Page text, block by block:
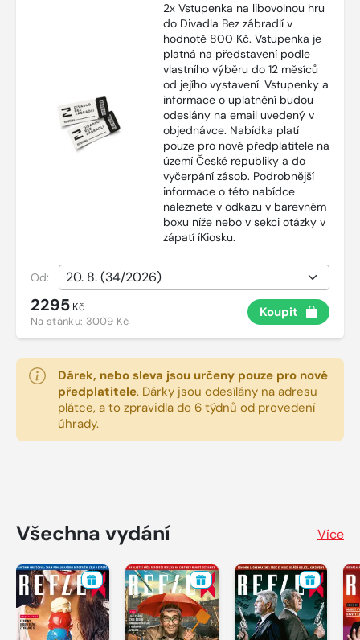
2x Vstupenka na libovolnou hru
do Divadla Bez zábradlí v
hodnotě 800 Kč. Vstupenka je
platná na představení podle
vlastního výběru do 12 měsíců
od jejího vystavení. Vstupenky a
informace o uplatnění budou
odeslány na email uvedený v
objednávce. Nabídka platí
pouze pro nové předplatitele na
území České republiky a do
vyčerpání zásob. Podrobnější
informace o této nabídce
naleznete v odkazu v barevném
boxu níže nebo v sekci otázky v
zápatí íKiosku.
Od:
2295 Kč
Na stánku:3009 Kč
Koupit
Dárek, nebo sleva jsou určeny pouze pro nové
předplatitele. Dárky jsou odesílány na adresu
plátce, a to zpravidla do 6 týdnů od provedení
úhrady.
Všechna vydání Více